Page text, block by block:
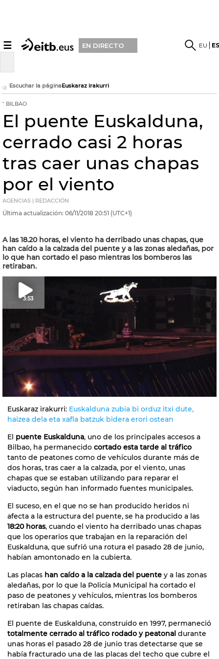
☰ EN DIRECTO EU
Escuchar la páginaEuskaraz irakurri
BILBAO
El puente Euskalduna,
cerrado casi 2 horas
tras caer unas chapas
por el viento
AGENCIAS | REDACCIÓN
Última actualización: 06/11/2018 20:51 (UTC+1)
A las 18.20 horas, el viento ha derribado unas chapas, que
han caído a la calzada del puente y a las zonas aledañas, por
lo que han cortado el paso mientras los bomberos las
retiraban.
3:53
Euskaraz irakurri: Euskalduna zubia bi orduz itxi dute,
haizea dela eta xafla batzuk bidera erori ostean
El puente Euskalduna, uno de los principales accesos a
Bilbao, ha permanecido cortado esta tarde al tráfico
tanto de peatones como de vehículos durante más de
dos horas, tras caer a la calzada, por el viento, unas
chapas que se estaban utilizando para reparar el
viaducto, según han informado fuentes municipales.
El suceso, en el que no se han producido heridos ni
afecta a la estructura del puente, se ha producido a las
18:20 horas, cuando el viento ha derribado unas chapas
que los operarios que trabajan en la reparación del
Euskalduna, que sufrió una rotura el pasado 28 de junio,
habían amontonado en la cubierta.
Las placas han caído a la calzada del puente y a las zonas
aledañas, por lo que la Policía Municipal ha cortado el
paso de peatones y vehículos, mientras los bomberos
retiraban las chapas caídas.
El puente de Euskalduna, construido en 1997, permaneció
totalmente cerrado al tráfico rodado y peatonal durante
unas horas el pasado 28 de junio tras detectarse que se
había fracturado una de las placas del techo que cubre el